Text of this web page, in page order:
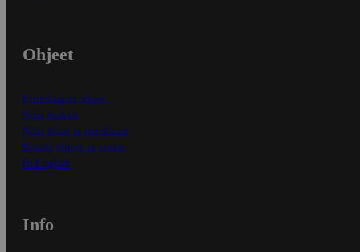
Ohjeet
Ensitilaajan ohjeet
Näin maksat
Näin tilaat ja muokkaat
Kaikki ohjeet ja vinkit
In English
Info